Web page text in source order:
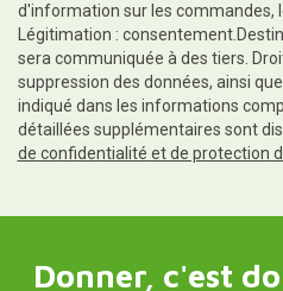
d'information sur les commandes,
Légitimation :
sera communiquée à des tiers.
suppression des données, ainsi
indiqué dans les informations
détaillées supplémentaires sont
de confidentialité et de protection
Donner, c'est